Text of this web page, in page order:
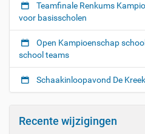
Teamfinale Renkums
voor basisscholen
Open Kampioenschap
school teams
Schaakinloopavond De Kreek
Recente wijzigingen